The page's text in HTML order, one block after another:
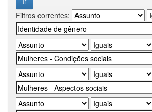
Filtros correntes: